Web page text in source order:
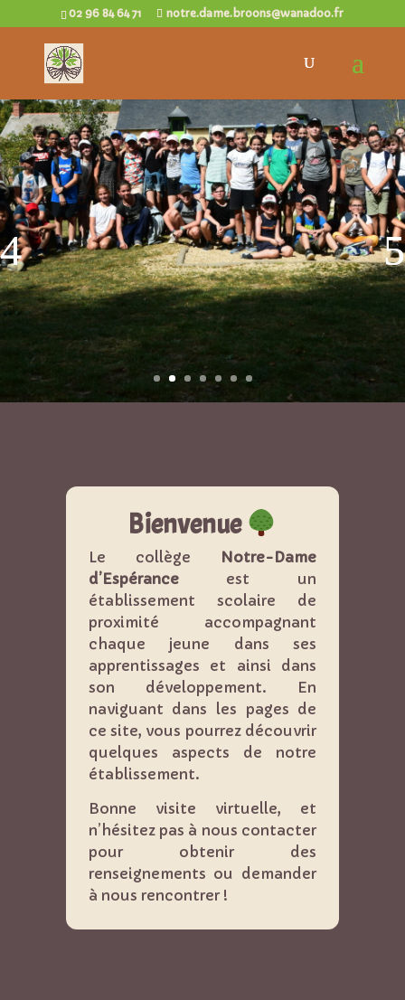
02 96 84 64 71 notre.dame.broons@wanadoo.fr
Bienvenue
Le collège Notre-Dame
d’Espéranceest un
établissement scolaire de
proximité accompagnant
chaque jeune dans ses
apprentissages et ainsi dans
son développement. En
naviguant dans les pages de
ce site, vous pourrez découvrir
quelques aspects de notre
établissement.
Bonne visite virtuelle, et
n’hésitez pas à nous contacter
pour obtenir des
renseignements ou demander
à nous rencontrer !